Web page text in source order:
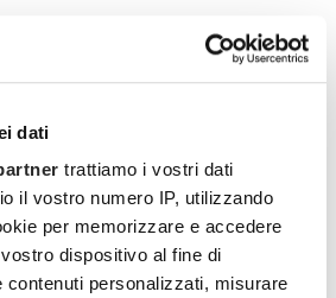
dati
trattiamo i vostri dati
il vostro numero IP, utilizzando
per memorizzare e accedere
dispositivo al fine di
contenuti personalizzati, misurare